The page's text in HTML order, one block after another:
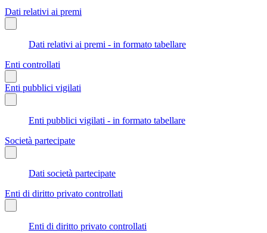
Dati relativi ai premi
Dati relativi ai premi - in formato tabellare
Enti controllati
Enti pubblici vigilati
Enti pubblici vigilati - in formato tabellare
Società partecipate
Dati società partecipate
Enti di diritto privato controllati
Enti di diritto privato controllati